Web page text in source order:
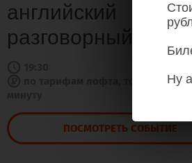
английский
разговорный клуб
по тарифам лофта, то есть 4,5
ПОСМОТРЕТЬ СОБЫТИЕ
Ну